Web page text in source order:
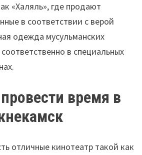
«Халяль», где продают
в соответствии с верой
одежда мусульманских
в специальных
время в
отличные кинотеатр такой как